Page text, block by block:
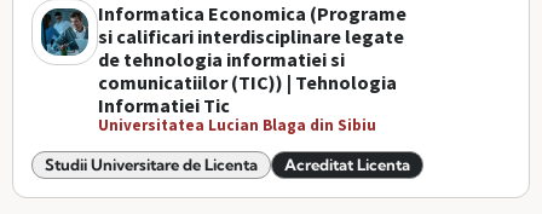
Informatica Economica (Programe
si calificari interdisciplinare legate
de tehnologia informatiei si
comunicatiilor (TIC)) | Tehnologia
Informatiei Tic
Universitatea Lucian Blaga din Sibiu
Studii Universitare de Licenta Acreditat Licenta